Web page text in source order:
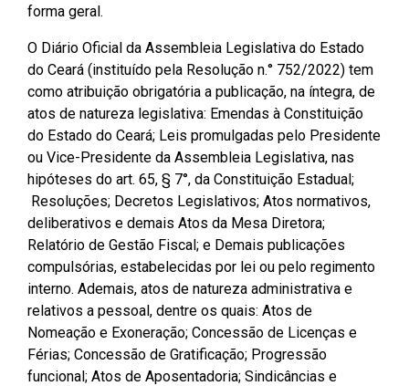
Tecnologia da Informação
Assessoria Jurídica e Relações
Institucionais
Secretaria Executiva da Mesa
Diretora
Coordenadoria de Eventos e
Cerimonial
Comitê de Imprensa
1ª Companhia do Batalhão de
Prevenção Institucional
2ª Companhia de Polícia de
Malce - Memorial da Alece
Deputado Pontes Neto
Procon Alece
Procuradoria Especial da Mulher
Sala do Empreendedor
Orçamento, Finanças e
Tributação
Previdência Social e Saúde
Proteção Social e Combate à
Fome
Trabalho, Administração e
Serviço Publico
Turismo e Serviços
Viação, Transporte e Des.
Urbano
forma geral.
O Diário Oficial da Assembleia Legislativa do Estado
do Ceará (instituído pela Resolução n.° 752/2022) tem
como atribuição obrigatória a publicação, na íntegra, de
atos de natureza legislativa: Emendas à Constituição
do Estado do Ceará; Leis promulgadas pelo Presidente
ou Vice-Presidente da Assembleia Legislativa, nas
hipóteses do art. 65, § 7°, da Constituição Estadual;
Resoluções; Decretos Legislativos; Atos normativos,
deliberativos e demais Atos da Mesa Diretora;
Relatório de Gestão Fiscal; e Demais publicações
compulsórias, estabelecidas por lei ou pelo regimento
interno. Ademais, atos de natureza administrativa e
relativos a pessoal, dentre os quais: Atos de
Nomeação e Exoneração; Concessão de Licenças e
Férias; Concessão de Gratificação; Progressão
funcional; Atos de Aposentadoria; Sindicâncias e